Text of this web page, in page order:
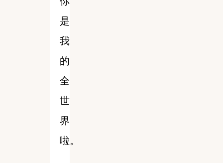
是
我
的
全
世
界
啦。